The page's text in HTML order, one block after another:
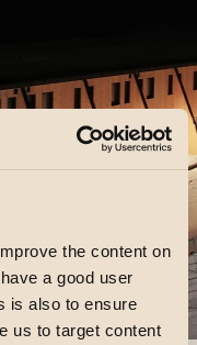
the content on
a good user
is also to ensure
us to target content